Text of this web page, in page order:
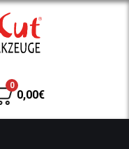
0
0,00€